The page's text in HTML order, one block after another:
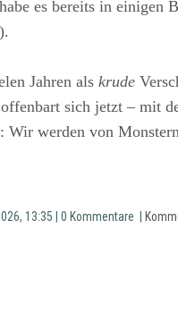
es bereits in einigen
Jahren als krude
sich jetzt – mit
Wir werden von
13:35 | 0 Kommentare |